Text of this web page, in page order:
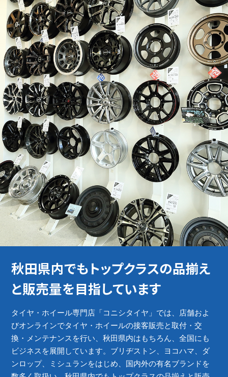
秋田県内でもトップクラスの品揃え
と販売量を目指しています
タイヤ・ホイール専門店「コニシタイヤ」では、店舗およ
びオンラインでタイヤ・ホイールの接客販売と取付・交
換・メンテナンスを行い、秋田県内はもちろん、全国にも
ビジネスを展開しています。 ブリヂストン、ヨコハマ、ダ
ンロップ、ミシュランをはじめ、国内外の有名ブランドを